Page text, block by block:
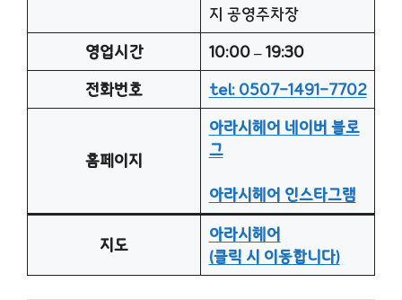
지 공영주차장
영업시간
10:00 – 19:30
전화번호
tel: 0507-1491-7702
홈페이지
아라시헤어 네이버 블로
그
아라시헤어 인스타그램
지도
아라시헤어
(클릭 시 이동합니다)